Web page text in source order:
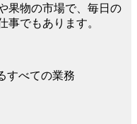
果物の市場で、毎日の
事でもあります。
すべての業務